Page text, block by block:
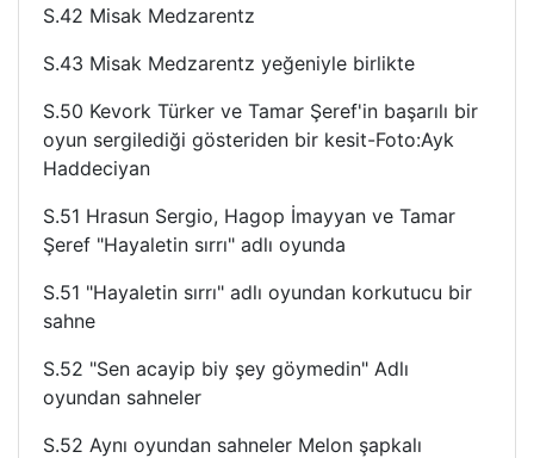
S.42 Misak Medzarentz
S.43 Misak Medzarentz yeğeniyle birlikte
S.50 Kevork Türker ve Tamar Şeref'in başarılı bir
oyun sergilediği gösteriden bir kesit-Foto:Ayk
Haddeciyan
S.51 Hrasun Sergio, Hagop İmayyan ve Tamar
Şeref "Hayaletin sırrı" adlı oyunda
S.51 "Hayaletin sırrı" adlı oyundan korkutucu bir
sahne
S.52 "Sen acayip biy şey göymedin" Adlı
oyundan sahneler
S.52 Aynı oyundan sahneler Melon şapkalı